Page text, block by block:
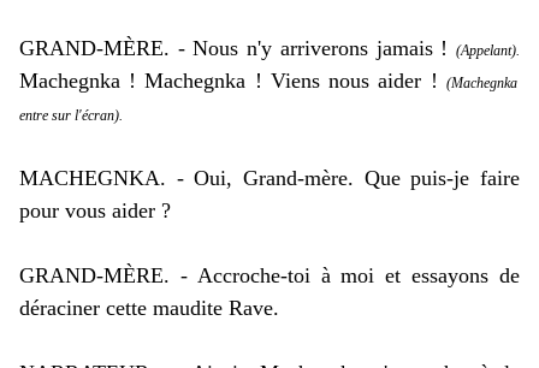
GRAND-MÈRE. - Nous n'y arriverons jamais ! (Appelant).
Machegnka ! Machegnka ! Viens nous aider !
(Machegnka
entre sur l'écran).
MACHEGNKA. - Oui, Grand-mère. Que puis-je faire
pour vous aider ?
GRAND-MÈRE. - Accroche-toi à moi et essayons de
déraciner cette maudite Rave.